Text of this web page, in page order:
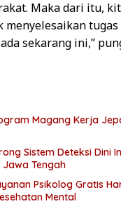
Maka dari itu,
sekarang ini,”
Magang Kerja
Sistem Deteksi Dini
Jawa Tengah
Psikolog Gratis
Mental